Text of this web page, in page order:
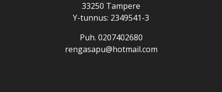
33250 Tampere
Y-tunnus: 2349541-3
Puh. 0207402680
rengasapu@hotmail.com